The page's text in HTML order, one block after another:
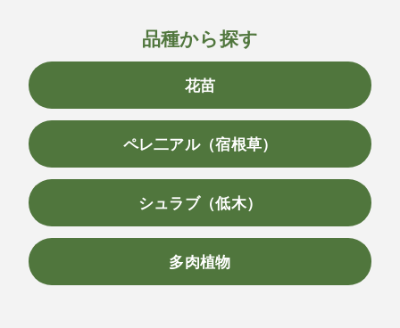
品種から探す
花苗
ペレ二アル（宿根草）
シュラブ（低木）
多肉植物